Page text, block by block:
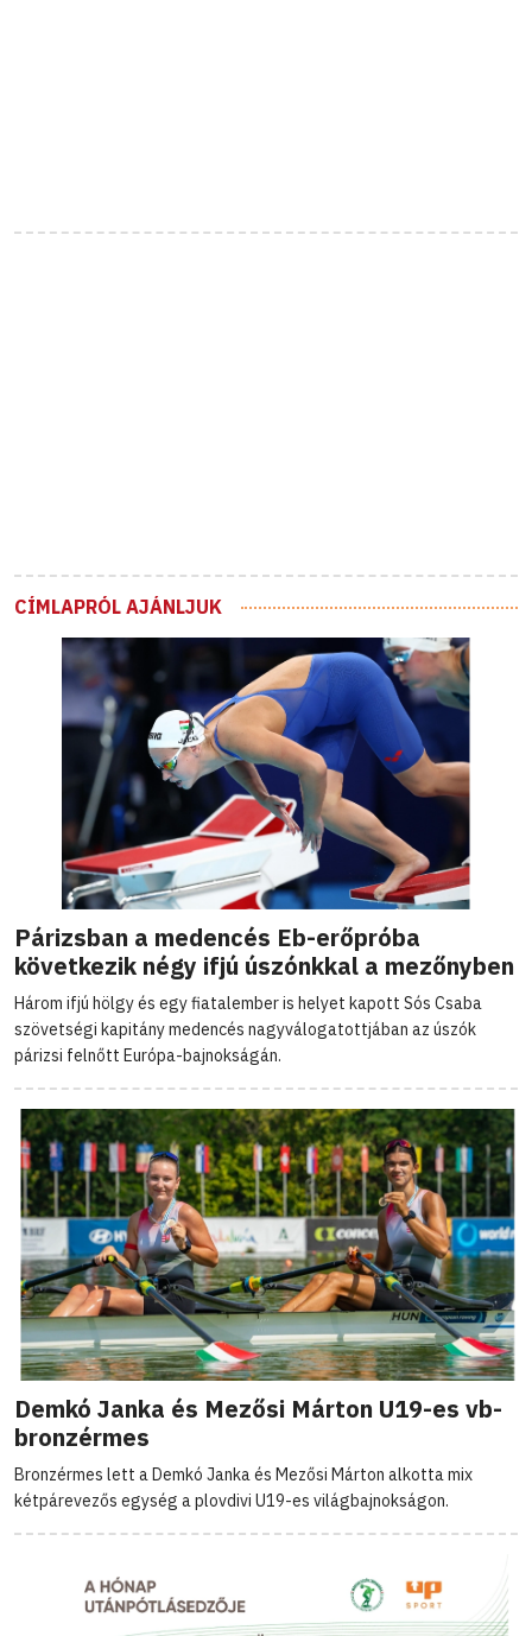
CÍMLAPRÓL AJÁNLJUK
Párizsban a medencés Eb-erőpróba
következik négy ifjú úszónkkal a mezőnyben
Három ifjú hölgy és egy fiatalember is helyet kapott Sós Csaba
szövetségi kapitány medencés nagyválogatottjában az úszók
párizsi felnőtt Európa-bajnokságán.
Demkó Janka és Mezősi Márton U19-es vb-
bronzérmes
Bronzérmes lett a Demkó Janka és Mezősi Márton alkotta mix
kétpárevezős egység a plovdivi U19-es világbajnokságon.